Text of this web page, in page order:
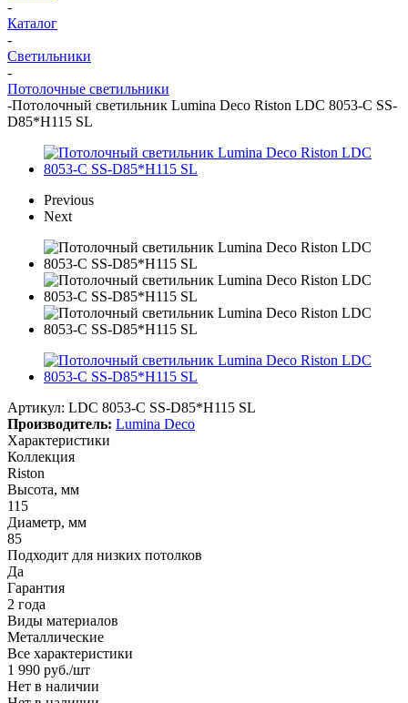
-
Каталог
-
Светильники
-
Потолочные светильники
-Потолочный светильник Lumina Deco Riston LDC 8053-C SS-
D85*H115 SL
Previous
Next
Артикул: LDC 8053-C SS-D85*H115 SL
Производитель: Lumina Deco
Характеристики
Коллекция
Riston
Высота, мм
115
Диаметр, мм
85
Подходит для низких потолков
Да
Гарантия
2 года
Виды материалов
Металлические
Все характеристики
1 990 руб./шт
Нет в наличии